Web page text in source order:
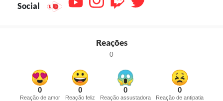
Social
Reações
0
0
Reação de amor
0
Reação feliz
0
Reação assustadora
0
Reação de antipatia